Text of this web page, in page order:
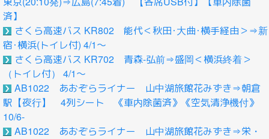
済】
さくら高速バス KR802 能代＜秋田･大曲･横手経由＞⇒新
宿･横浜(トイレ付) 4/1～
さくら高速バス KR702 青森-弘前⇒盛岡＜横浜終着＞
（トイレ付） 4/1～
AB1022 あおぞらライナー 山中湖旅館花みずき⇒朝倉
駅【夜行】 4列シート 《車内除菌済》《空気清浄機付》
10/6-
AB1022 あおぞらライナー 山中湖旅館花みずき⇒栄・